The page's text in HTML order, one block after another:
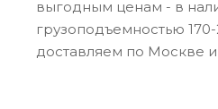
выгодным ценам - в
грузоподъемностью
доставляем по Москве